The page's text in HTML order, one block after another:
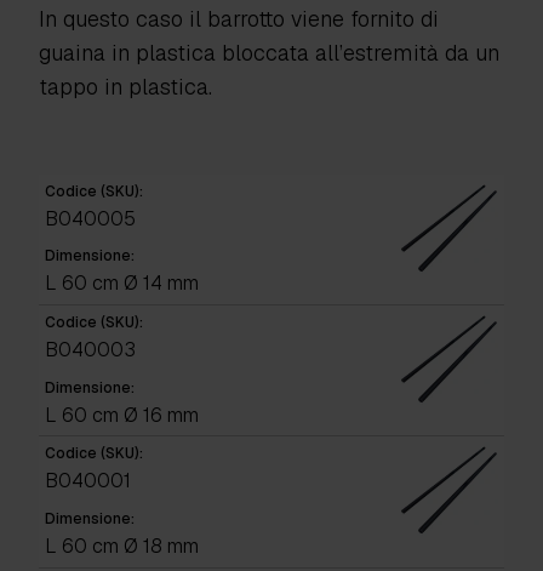
In questo caso il barrotto viene fornito di
guaina in plastica bloccata all’estremità da un
tappo in plastica.
Codice (SKU):
B040005
Dimensione:
L 60 cm Ø 14 mm
Codice (SKU):
B040003
Dimensione:
L 60 cm Ø 16 mm
Codice (SKU):
B040001
Dimensione:
L 60 cm Ø 18 mm